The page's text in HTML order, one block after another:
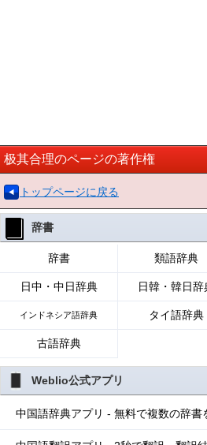
极其合理のページの著作権
トップページに戻る
辞書
辞書 類語辞典
日中・中日辞典 日韓・韓日辞
インドネシア語辞典 タイ語辞典
古語辞典
Weblio公式アプリ
中国語辞典アプリ - 無料で複数の辞